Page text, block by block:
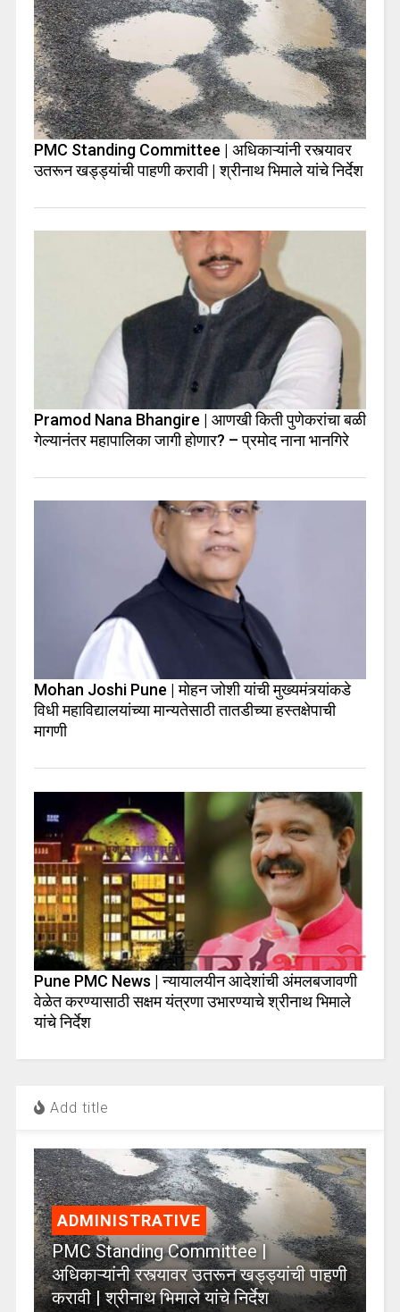
PMC Standing Committee | अधिकाऱ्यांनी रस्त्यावर
उतरून खड्ड्यांची पाहणी करावी | श्रीनाथ भिमाले यांचे निर्देश
Pramod Nana Bhangire | आणखी किती पुणेकरांचा बळी
गेल्यानंतर महापालिका जागी होणार? – प्रमोद नाना भानगिरे
Mohan Joshi Pune | मोहन जोशी यांची मुख्यमंत्र्यांकडे
विधी महाविद्यालयांच्या मान्यतेसाठी तातडीच्या हस्तक्षेपाची
मागणी
Pune PMC News | न्यायालयीन आदेशांची अंमलबजावणी
वेळेत करण्यासाठी सक्षम यंत्रणा उभारण्याचे श्रीनाथ भिमाले
यांचे निर्देश
Add title
ADMINISTRATIVE
PMC Standing Committee |
अधिकाऱ्यांनी रस्त्यावर उतरून खड्ड्यांची पाहणी
करावी | श्रीनाथ भिमाले यांचे निर्देश